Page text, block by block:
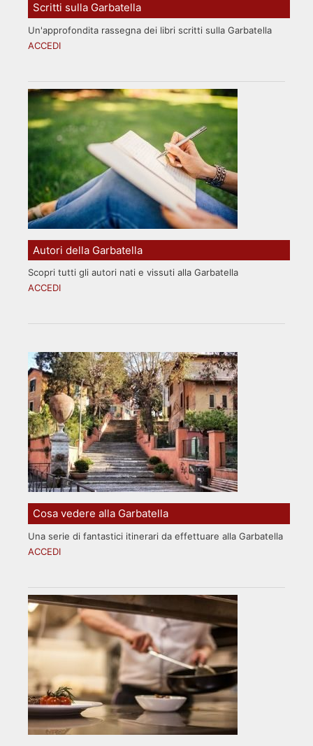
Scritti sulla Garbatella
Un'approfondita rassegna dei libri scritti sulla Garbatella
ACCEDI
Autori della Garbatella
Scopri tutti gli autori nati e vissuti alla Garbatella
ACCEDI
Cosa vedere alla Garbatella
Una serie di fantastici itinerari da effettuare alla Garbatella
ACCEDI